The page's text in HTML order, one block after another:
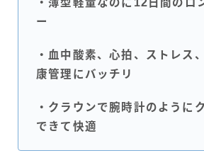
・薄型軽量なのに12日間のロ
ー
・血中酸素、心拍、ストレス
康管理にバッチリ
・クラウンで腕時計のように
できて快適